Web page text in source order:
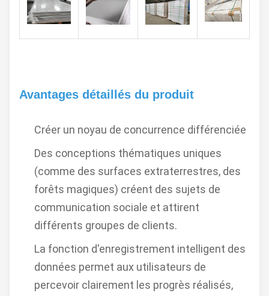
Avantages détaillés du produit
Créer un noyau de concurrence différenciée
Des conceptions thématiques uniques
(comme des surfaces extraterrestres, des
forêts magiques) créent des sujets de
communication sociale et attirent
différents groupes de clients.
La fonction d'enregistrement intelligent des
données permet aux utilisateurs de
percevoir clairement les progrès réalisés,